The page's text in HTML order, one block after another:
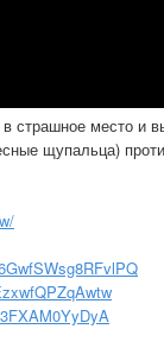
страшное место и
щупальца)